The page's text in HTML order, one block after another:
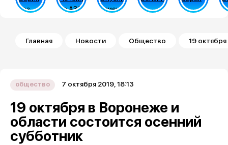
Строка навигации
Главная Новости Общество 19
общество 7 октября 2019, 18:13
19 октября в Воронеже и
области состоится осенний
субботник